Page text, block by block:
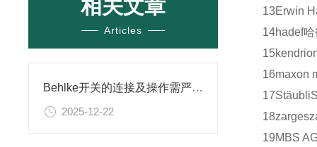
相关文章
Articles
Behlke开关的连接及操作需严格遵循其技术规范
2025-12-22
13Erwin
14hadef哈
15
16maxon
17Stäubli
18zarges
19MBS